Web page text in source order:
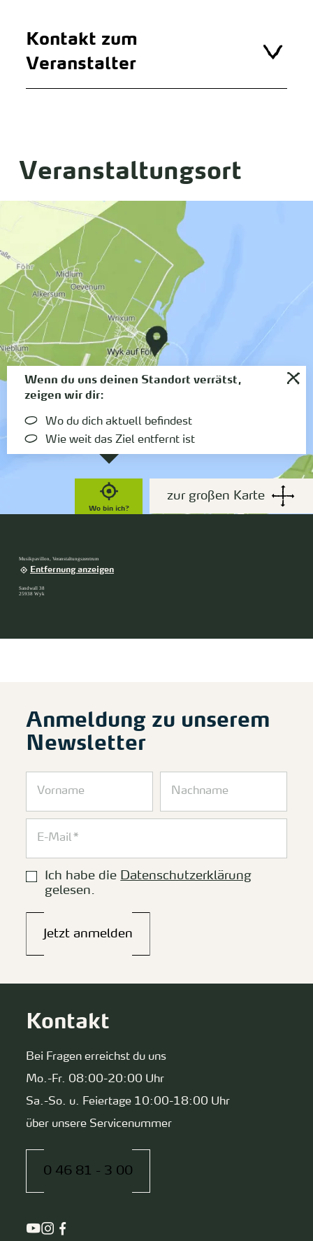
Kontakt zum
Veranstalter
Veranstaltungsort
Wo bin ich?
Wenn du uns deinen Standort verrätst,
zeigen wir dir:
Wo du dich aktuell befindest
Wie weit das Ziel entfernt ist
zur großen Karte
Musikpavillon, Veranstaltungszentrum
Entfernung anzeigen
Sandwall 38
25938 Wyk
Anmeldung zu unserem
Newsletter
Ich habe die Datenschutzerklärung
gelesen.
Jetzt anmelden
Kontakt
Bei Fragen erreichst du uns
Mo.-Fr. 08:00-20:00 Uhr
Sa.-So. u. Feiertage 10:00-18:00 Uhr
über unsere Servicenummer
0 46 81 - 3 00